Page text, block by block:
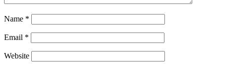
Name *
Email *
Website